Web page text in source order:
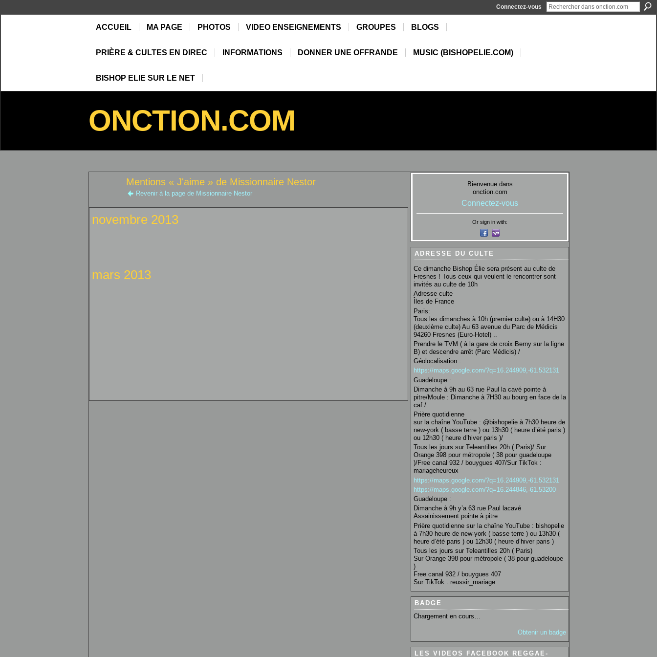
Connectez-vous
ACCUEIL MA PAGE PHOTOS VIDEO ENSEIGNEMENTS GROUPES BLOGS
PRIÈRE & CULTES EN DIREC INFORMATIONS DONNER UNE OFFRANDE MUSIC (BISHOPELIE.COM)
BISHOP ELIE SUR LE NET
ONCTION.COM
Mentions « J'aime » de Missionnaire Nestor
Revenir à la page de Missionnaire Nestor
novembre 2013
mars 2013
Bienvenue dans
onction.com
Connectez-vous
Or sign in with:
ADRESSE DU CULTE
Ce dimanche Bishop Élie sera présent au culte de
Fresnes ! Tous ceux qui veulent le rencontrer sont
invités au culte de 10h
Adresse culte
Îles de France
Paris:
Tous les dimanches à 10h (premier culte) ou à 14H30
(deuxième culte) Au 63 avenue du Parc de Médicis
94260 Fresnes (Euro-Hotel) ..
Prendre le TVM ( à la gare de croix Berny sur la ligne
B) et descendre arrêt (Parc Médicis) /
Géolocalisation :
https://maps.google.com/?q=16.244909,-61.532131
Guadeloupe :
Dimanche à 9h au 63 rue Paul la cavé pointe à
pitre/Moule : Dimanche à 7H30 au bourg en face de la
caf /
Prière quotidienne
sur la chaîne YouTube : @bishopelie à 7h30 heure de
new-york ( basse terre ) ou 13h30 ( heure d’été paris )
ou 12h30 ( heure d’hiver paris )/
Tous les jours sur Teleantilles 20h ( Paris)/ Sur
Orange 398 pour métropole ( 38 pour guadeloupe
)/Free canal 932 / bouygues 407/Sur TikTok :
mariageheureux
https://maps.google.com/?q=16.244909,-61.532131
https://maps.google.com/?q=16.244846,-61.53200
Guadeloupe :
Dimanche à 9h y’a 63 rue Paul lacavé
Assainissement pointe à pitre
Prière quotidienne sur la chaîne YouTube : bishopelie
à 7h30 heure de new-york ( basse terre ) ou 13h30 (
heure d’été paris ) ou 12h30 ( heure d’hiver paris )
Tous les jours sur Teleantilles 20h ( Paris)
Sur Orange 398 pour métropole ( 38 pour guadeloupe
)
Free canal 932 / bouygues 407
Sur TikTok : reussir_mariage
BADGE
Chargement en cours…
Obtenir un badge
LES VIDEOS FACEBOOK REGGAE-